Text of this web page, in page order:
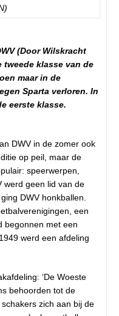
(Door Wilskracht
tweede klasse van de
maar in de
Sparta verloren. In
eerste klasse.
DWV in de zomer ook
op peil, maar de
speerwerpen,
werd geen lid van de
DWV honkballen.
een
begonnen met een
werd een afdeling
‘De Woeste
behoorden tot de
zich aan bij de